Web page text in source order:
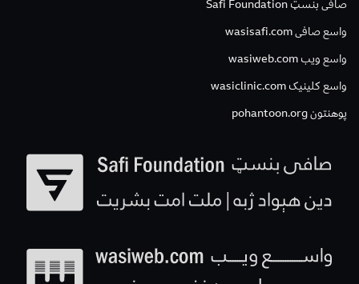
صافی بنسټ Safi Foundation
واسع صافی wasisafi.com
واسع ویب wasiweb.com
واسع کلینیک wasiclinic.com
پوهنتون pohantoon.org